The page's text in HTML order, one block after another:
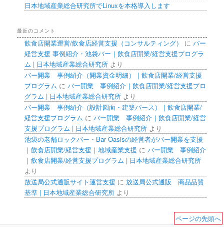
日本地域産業総合研究所でLinuxを本格導入します
最近のコメント
飲食店開業運営/飲食店経営支援（コンサルティング） にバー
経営支援 事例紹介・池袋バー｜飲食店開業/経営支援プログラ
ム | 日本地域産業総合研究所 より
バー開業 事例紹介（開業資金明細）｜飲食店開業/経営支援
プログラム にバー開業 事例紹介｜飲食店開業/経営支援プロ
グラム | 日本地域産業総合研究所 より
バー開業 事例紹介（設計図面・建築パース）｜飲食店開業/
経営支援プログラム にバー開業 事例紹介｜飲食店開業/経営
支援プログラム | 日本地域産業総合研究所 より
池袋の老舗ロックバー・Bar Oasisの経営者がバー開業を支援
｜飲食店開業/経営支援｜地域産業支援 にバー開業 事例紹介
｜飲食店開業/経営支援プログラム | 日本地域産業総合研究所
より
放送局公式通販サイト運営支援 に放送局公式通販 商品品質
基準 | 日本地域産業総合研究所 より
ページの先頭へ